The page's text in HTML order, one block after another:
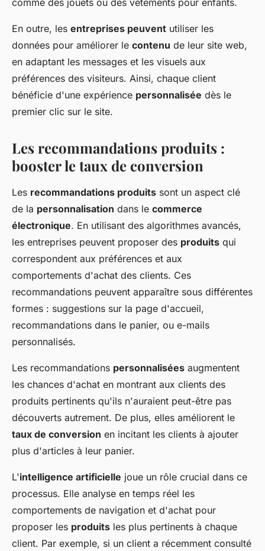
comme des jouets ou des vêtements pour enfants.
En outre, les entreprises peuvent utiliser les
données pour améliorer le contenu de leur site web,
en adaptant les messages et les visuels aux
préférences des visiteurs. Ainsi, chaque client
bénéficie d'une expérience personnalisée dès le
premier clic sur le site.
Les recommandations produits :
booster le taux de conversion
Les recommandations produits sont un aspect clé
de la personnalisation dans le commerce
électronique. En utilisant des algorithmes avancés,
les entreprises peuvent proposer des produits qui
correspondent aux préférences et aux
comportements d'achat des clients. Ces
recommandations peuvent apparaître sous différentes
formes : suggestions sur la page d'accueil,
recommandations dans le panier, ou e-mails
personnalisés.
Les recommandations personnalisées augmentent
les chances d'achat en montrant aux clients des
produits pertinents qu'ils n'auraient peut-être pas
découverts autrement. De plus, elles améliorent le
taux de conversion en incitant les clients à ajouter
plus d'articles à leur panier.
L'intelligence artificielle joue un rôle crucial dans ce
processus. Elle analyse en temps réel les
comportements de navigation et d'achat pour
proposer les produits les plus pertinents à chaque
client. Par exemple, si un client a récemment consulté